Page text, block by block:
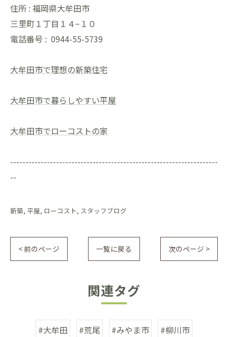
住所 : 福岡県大牟田市
三里町１丁目１４−１０
電話番号 : 0944-55-5739
大牟田市で理想の新築住宅
大牟田市で暮らしやすい平屋
大牟田市でローコストの家
--------------------------------------------------------------------
--
新築 平屋 ローコスト スタッフブログ
< 前のページ 一覧に戻る 次のページ >
関連タグ
#大牟田 #荒尾 #みやま市
#柳川市